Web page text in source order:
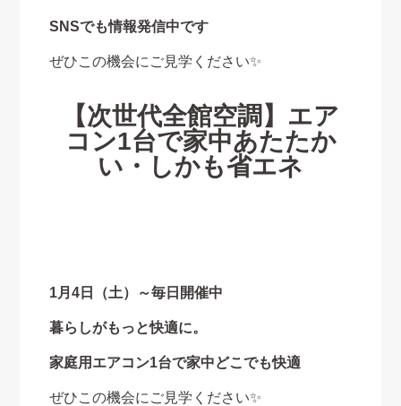
SNSでも情報発信中です
ぜひこの機会にご見学ください✨
【次世代全館空調】エア
コン1台で家中あたたか
い・しかも省エネ
1月4日（土）～毎日開催中
暮らしがもっと快適に。
家庭用エアコン1台で家中どこでも快適
ぜひこの機会にご見学ください✨